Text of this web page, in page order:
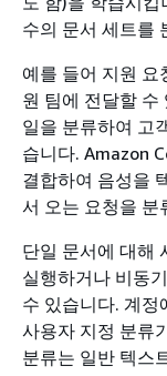
수의 문서 세트를
예를 들어 지원 요
원 팀에 전달할 수
일을 분류하여 고
습니다. Amazon
결합하여 음성을
서 오는 요청을 분
단일 문서에 대해
실행하거나 비동
수 있습니다. 계정
사용자 지정 분류
분류는 일반 텍스